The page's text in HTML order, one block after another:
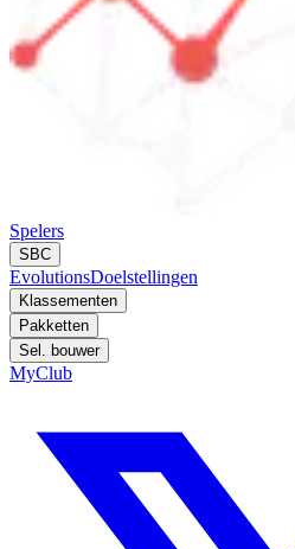
Spelers
SBC
EvolutionsDoelstellingen
Klassementen
Pakketten
Sel. bouwer
MyClub